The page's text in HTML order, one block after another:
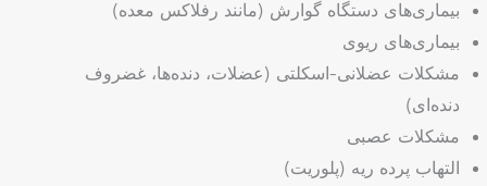
بیماری‌های دستگاه گوارش (مانند رفلاکس معده)
بیماری‌های ریوی
مشکلات عضلانی-اسکلتی (عضلات، دنده‌ها، غضروف
دنده‌ای)
مشکلات عصبی
التهاب پرده ریه (پلوریت)